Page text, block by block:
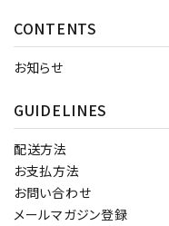
CONTENTS
お知らせ
GUIDELINES
配送方法
お支払方法
お問い合わせ
メールマガジン登録